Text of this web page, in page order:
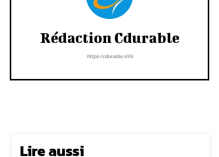
Rédaction Cdurable
https:/cdurable.info
Lire aussi